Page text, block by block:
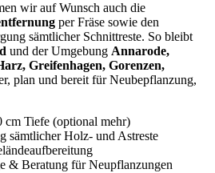
wir auf Wunsch auch die
per Fräse sowie den
sämtlicher Schnittreste. So bleibt
und der Umgebung Annarode,
Greifenhagen, Gorenzen,
plan und bereit für Neubepflanzung,
cm Tiefe (optional mehr)
sämtlicher Holz- und Astreste
& Beratung für Neupflanzungen